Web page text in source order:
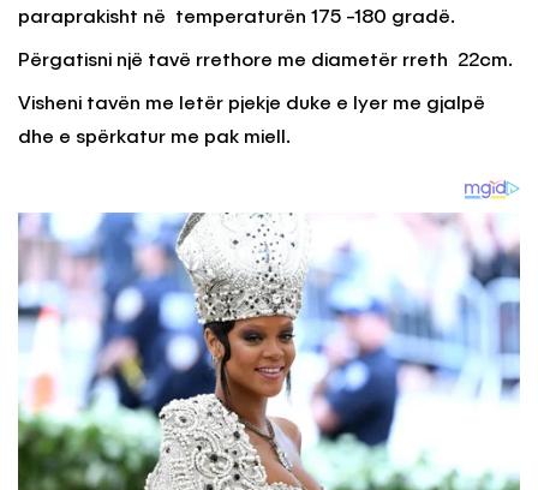
paraprakisht në temperaturën 175 -180 gradë.
Përgatisni një tavë rrethore me diametër rreth 22cm.
Visheni tavën me letër pjekje duke e lyer me gjalpë
dhe e spërkatur me pak miell.